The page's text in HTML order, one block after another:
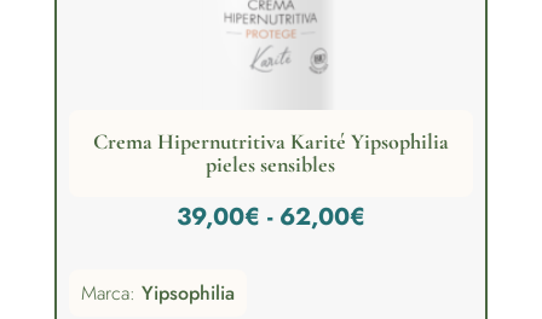
Crema Hipernutritiva Karité Yipsophilia
pieles sensibles
39,00€ - 62,00€Rango
Marca: Yipsophilia